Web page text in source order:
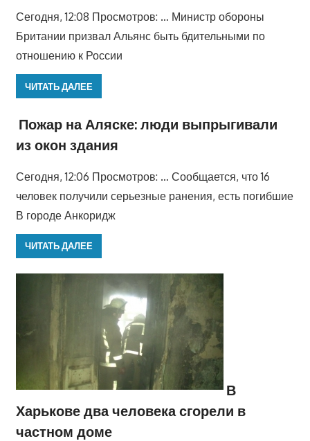
Сегодня, 12:08 Просмотров: … Министр обороны
Британии призвал Альянс быть бдительными по
отношению к России
ЧИТАТЬ ДАЛЕЕ
Пожар на Аляске: люди выпрыгивали
из окон здания
Сегодня, 12:06 Просмотров: … Сообщается, что 16
человек получили серьезные ранения, есть погибшие
В городе Анкоридж
ЧИТАТЬ ДАЛЕЕ
В
Харькове два человека сгорели в
частном доме